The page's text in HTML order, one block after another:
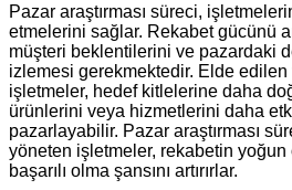
Pazar araştırması süreci,
etmelerini sağlar. Rekabet gücünü
müşteri beklentilerini ve pazardaki
izlemesi gerekmektedir. Elde
işletmeler, hedef kitlelerine daha
ürünlerini veya hizmetlerini daha
pazarlayabilir. Pazar araştırması
yöneten işletmeler, rekabetin
başarılı olma şansını artırırlar.